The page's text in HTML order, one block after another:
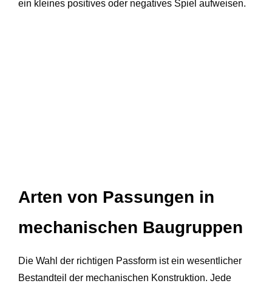
ein kleines positives oder negatives Spiel aufweisen.
Arten von Passungen in
mechanischen Baugruppen
Die Wahl der richtigen Passform ist ein wesentlicher
Bestandteil der mechanischen Konstruktion. Jede